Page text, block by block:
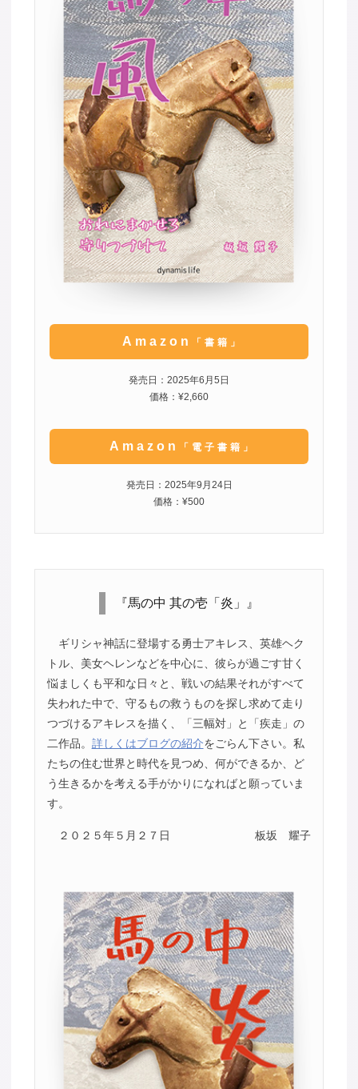
Amazon 「書籍」
発売日：2025年6月5日
価格：¥2,660
Amazon 「電子書籍」
発売日：2025年9月24日
価格：¥500
『馬の中 其の壱「炎」』
ギリシャ神話に登場する勇士アキレス、英雄ヘク
トル、美女ヘレンなどを中心に、彼らが過ごす甘く
悩ましくも平和な日々と、戦いの結果それがすべて
失われた中で、守るもの救うものを探し求めて走り
つづけるアキレスを描く、「三幅対」と「疾走」の
二作品。 詳しくはブログの紹介をごらん下さい。私
たちの住む世界と時代を見つめ、何ができるか、ど
う生きるかを考える手がかりになればと願っていま
す。
２０２５年５月２７日 板坂 耀子